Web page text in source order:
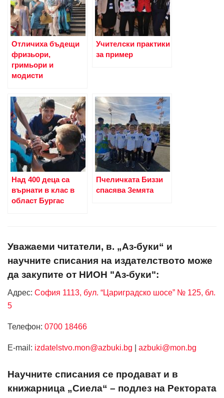
Отличиха бъдещи
фризьори,
гримьори и
модисти
Учителски практики
за пример
Над 400 деца са
върнати в клас в
област Бургас
Пчеличката Биззи
спасява Земята
Уважаеми читатели, в. „Аз-буки“ и
научните списания на издателството може
да закупите от НИОН "Аз-буки":
Адрес: София 1113, бул. “Цариградско шосе” № 125, бл.
5
Телефон: 0700 18466
Е-mail: izdatelstvo.mon@azbuki.bg azbuki@mon.bg
Научните списания се продават и в
книжарница „Сиела“ – подлез на Ректората